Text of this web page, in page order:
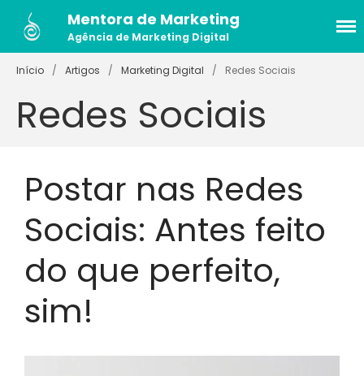
Serviços
Gestão de Redes Sociais
Caso de Sucesso Website
Essência Exponencial
Caso de Sucesso: Estratégia
Digital Dentista
Cursos
[GRATUITO] Engaja no Insta
Mentora de Marketing
Agência de Marketing Digital
Início / Artigos / Marketing Digital / Redes Sociais
Redes Sociais
Postar nas Redes
Sociais: Antes feito
do que perfeito,
sim!